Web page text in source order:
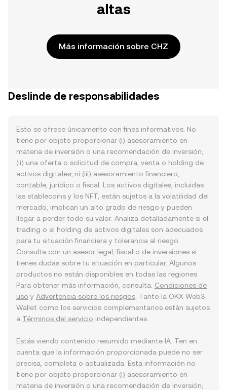
altas
Más información sobre CHZ
Deslinde de responsabilidades
Esto se ofrece únicamente con fines informativos. No
tiene por objeto proporcionar (i) asesoramiento en
materia de inversión o una recomendación de inversión;
(ii) una oferta o solicitud de compra, venta o holding de
activos digitales; ni (iii) asesoramiento financiero,
contable, jurídico o fiscal. Los activos digitales, incluidas
las stablecoins y los NFT, están sujetos a la volatilidad del
mercado, implican un alto grado de riesgo y pueden
llegar a perder todo su valor. Analiza detalladamente si el
trading o el holding de activos digitales son adecuados
para tu situación financiera y tolerancia al riesgo.
Consulta con un asesor legal, fiscal o de inversiones si
tienes dudas sobre tu situación en particular. Algunos
productos no están disponibles en todas las regiones.
Para obtener más información, consulta: Condiciones de
uso y Advertencia sobre los riesgos . Tanto la OKX Web3
Wallet como los servicios complementarios están sujetos
a Términos del servicio independientes.
Estás viendo contenido resumido mediante IA. Ten en
cuenta que la información proporcionada puede no ser
precisa, completa o actualizada. Esta información no
tiene por objeto proporcionar (i) asesoramiento en
materia de inversión o una recomendación de inversión;